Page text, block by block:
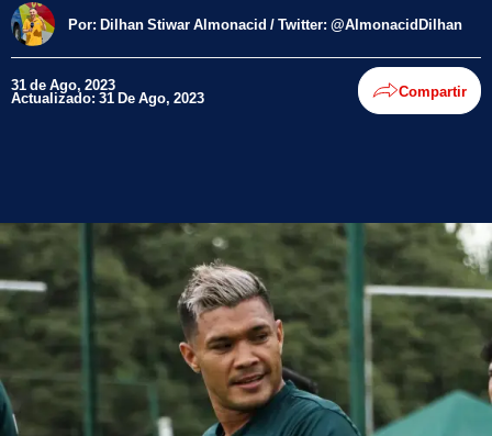
Por: Dilhan Stiwar Almonacid / Twitter: @AlmonacidDilhan
31 de Ago, 2023
Actualizado: 31 De Ago, 2023 Compartir